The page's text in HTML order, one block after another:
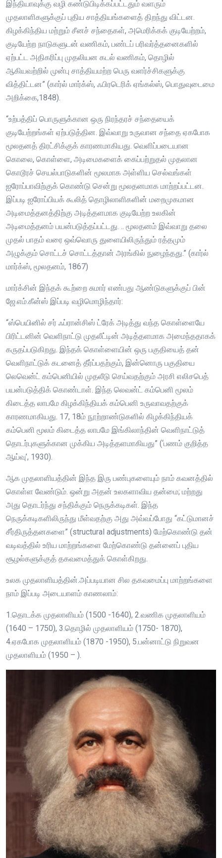
இந்தியாவுக்கு வழி கண்டுபிடிக்கப்பட்டதும் வளரும்
முதலாளிகளுக்குப் புதிய சாத்தியங்களைத் திறந்து விட்டன.
கிழக்கிந்திய மற்றும் சீனச் சந்தைகள், அமெரிக்கக் குடியேற்றம்,
குடியேற்ற நாடுகளுடன் வணிகம், பண்டப் பரிவர்த்தனைகளில்
ஏற்பட்ட அதிகரிப்பு முதலியன கடல் வணிகம், தொழில்
ஆகியவற்றில் முன்பு சாத்தியமற்ற பெரு வளர்ச்சிகளுக்கு
வித்திட்டன” (கார்ல் மார்க்ஸ், ஃபிரடெரிக் ஏங்கல்ஸ், பொதுவுடைமை
அறிக்கை,1848).
“உற்பத்திப் பொருளுக்கான ஒரு நிரந்தரச் சந்தையைக்
குடியேற்றங்கள் ஏற்படுத்தின. இவ்வாறு உருவான சந்தை ஏகபோக
மூலதனத் திரட்சிக்குக் காரணமாகியது. வெளிப்படையான
கொலை, கொள்ளை, அடிமைகளைக் கைப்பற்றுதல் முதலான
கொடூரச் செயல்பாடுகளின் மூலமாக அள்ளிய செல்வங்கள்
ஐரோப்பாவிற்குக் கொண்டு சென்று மூலதனமாக மாற்றப்பட்டன.
இப்படி ஐரோப்பியக் கூலித் தொழிலாளிகளின் மறைமுகமான
அடிமைத்தனத்திற்கு அடித்தளமாக குடியேற்ற உலகின்
அடிமைத்தனம் பயன்படுத்தப்பட்டது. .. மூலதனம் இவ்வாறு தலை
முதல் பாதம் வரை ஒவ்வொரு துளையிலிருந்தும் ரத்தமும்
அழுக்கும் சொட்டச் சொட்டத்தான் அரங்கில் நுழைந்தது.” (கார்ல்
மார்க்ஸ், மூலதனம், 1867)
மார்க்சின் இந்தக் கூற்றை சுமார் எண்பது ஆண்டுகளுக்குப் பின்
ஜே.எம்.கீன்ஸ் இப்படி வழிமொழிந்தார்:
“ஸ்பெயினில் சர் ஃப்ரான்சிஸ் ட்ரேக் அடித்து வந்த கொள்ளையே
பிரிட்டனின் வெளிநாட்டு முதலீட்டின் அடித்தளமாக அமைந்ததாகக்
கருதப்படுகிறது. இந்தக் கொள்ளையின் ஒரு பகுதியைத் தன்
வெளிநாட்டுக் கடனைத் தீர்ப்பதற்கும், இன்னொரு பகுதியை
லெவென்ட் கம்பெனியில் முதலீடு செய்வதற்கும் அரசி எலிசபெத்
பயன்படுத்திக் கொண்டாள். இந்த லெவன்ட் கம்பெனி மூலம்
கிடைத்த லாபமே கிழக்கிந்தியக் கம்பெனி உருவாவதற்குக்
காரணமாகியது. 17, 18ம் நூற்றாண்டுகளில் கிழக்கிந்தியக்
கம்பெனி மூலம் கிடைத்த லாபமே இங்கிலாந்தின் வெளிநாட்டுத்
தொடர்புகளுக்கான முக்கிய அடித்தளமாகியது” (‘பணம் குறித்த
ஆய்வு’, 1930).
ஆக முதலாளியத்தின் இந்த இரு பண்புகளையும் நாம் கவனத்தில்
கொள்ள வேண்டும். ஒன்று அதன் உலகளாவிய தன்மை; மற்றது
அது தொடர்ந்து சந்திக்கும் நெருக்கடிகள். இந்த
நெருக்கடிகளிலிருந்து மீள்வதற்கு அது அவ்வப்போது “கட்டுமானச்
சீர்திருத்தனகளை” (structural adjustments) மேற்கொண்டு தன்
வடிவத்தில் உரிய மாற்றங்களை மேற்கொண்டு தன்னைப் புதிய
சூழல்களுக்குத் தகவமைத்துக் கொள்கிறது.
உலக முதலாளியத்தின்.அப்படியான சில தகவமைப்பு மாற்றங்களை
நாம் இப்படி அடையாளம் காணலாம்:
1.தொடக்க முதலாளியம் (1500 -1640), 2.வணிக முதலாளியம்
(1640 – 1750), 3.தொழில் முதலாளியம் (1750- 1870),
4.ஏகபோக முதலாளியம் (1870 -1950), 5.பன்னாட்டு நிறுவன
முதலாளியம் (1950 – ).